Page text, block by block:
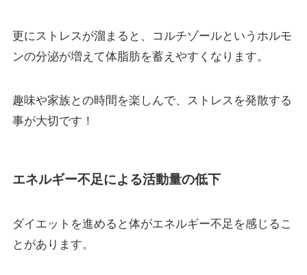
更にストレスが溜まると、コルチゾールというホルモ
ンの分泌が増えて体脂肪を蓄えやすくなります。
趣味や家族との時間を楽しんで、ストレスを発散する
事が大切です！
エネルギー不足による活動量の低下
ダイエットを進めると体がエネルギー不足を感じるこ
とがあります。